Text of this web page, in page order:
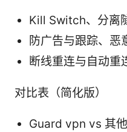
Kill Switch、分离
防广告与跟踪、恶
断线重连与自动重
对比表（简化版）
Guard vpn vs 其